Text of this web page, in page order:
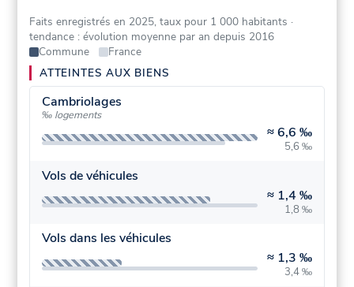
Faits enregistrés en 2025, taux pour 1 000 habitants ·
tendance : évolution moyenne par an depuis 2016
Commune
France
ATTEINTES AUX BIENS
Cambriolages
‰ logements
≈6,6 ‰
5,6 ‰
Vols de véhicules
≈ 1,4 ‰
1,8 ‰
Vols dans les véhicules
≈ 1,3 ‰
3,4 ‰